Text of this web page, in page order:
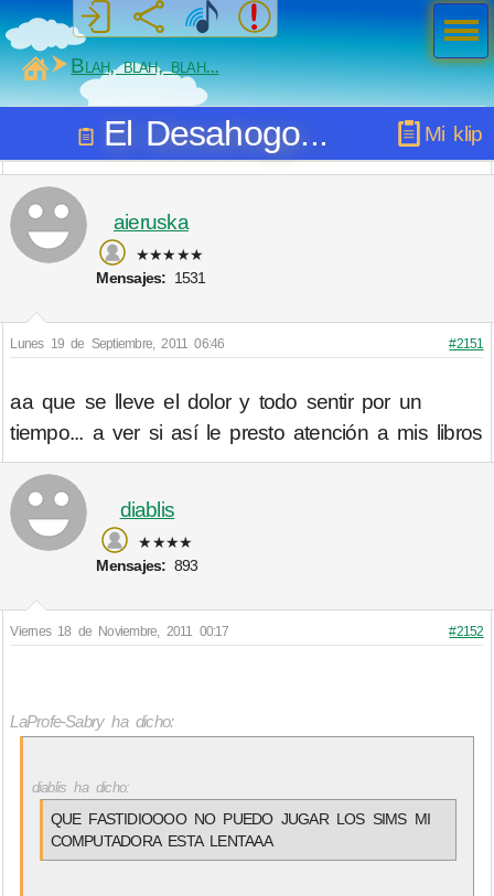
MiSabueso
Blah, blah, blah...
Mi klip
El Desahogo...
aieruska
★★★★★
Mensajes: 1531
Lunes 19 de Septiembre, 2011 06:46 #2151
aa que se lleve el dolor y todo sentir por un
tiempo... a ver si así le presto atención a mis libros
diablis
★★★★
Mensajes: 893
Viernes 18 de Noviembre, 2011 00:17 #2152
LaProfe-Sabry ha dicho:
diablis ha dicho:
QUE FASTIDIOOOO NO PUEDO JUGAR LOS SIMS MI
COMPUTADORA ESTA LENTAAA
Men
ú